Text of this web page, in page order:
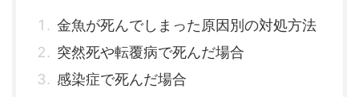
金魚が死んでしまった原因別の対処方法
突然死や転覆病で死んだ場合
感染症で死んだ場合